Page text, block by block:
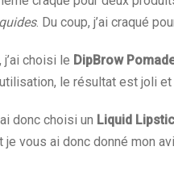
. Du coup, j’ai craqué
choisi le DipBrow
le résultat est joli
donc choisi un Liquid
vous ai donc donné mon